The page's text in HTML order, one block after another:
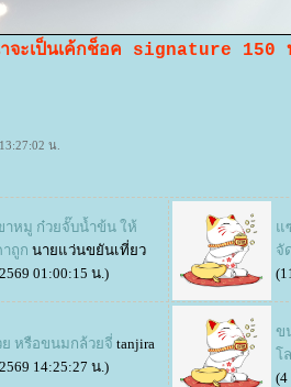
าจะเป็นเค้กช็อค signature 150
น.
าหมู ก๋วยจั๊บน้ำข้น ให้
าถูก นายแว่นขยันเที่ยว
01:00:15 น.)
ซ
จั
หรือขนมกล้วยจี่ tanjira
14:25:27 น.)
ข
ล
(4